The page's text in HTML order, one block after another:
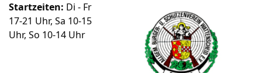
Startzeiten: Di - Fr
17-21 Uhr, Sa 10-15
Uhr, So 10-14 Uhr